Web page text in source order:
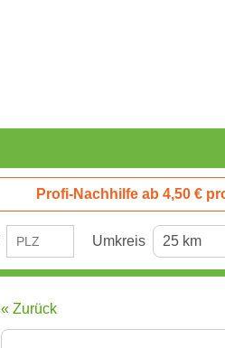
Profi-Nachhilfe ab 4,50 €
Umkreis
« Zurück